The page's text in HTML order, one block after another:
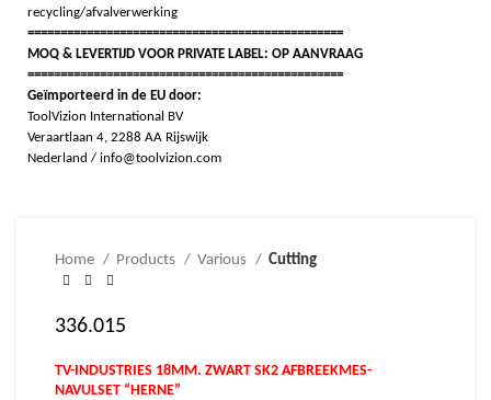
recycling/afvalverwerking
================================================
MOQ & LEVERTIJD VOOR PRIVATE LABEL: OP AANVRAAG
================================================
Geïmporteerd in de EU door:
ToolVizion International BV
Veraartlaan 4, 2288 AA Rijswijk
Nederland / info@toolvizion.com
Home Products Various Cutting
336.015
TV-INDUSTRIES 18MM. ZWART SK2 AFBREEKMES-
NAVULSET “HERNE”